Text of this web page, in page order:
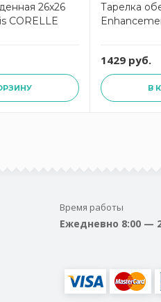
26x26
CORELLE
Тарелка
1429 руб.
В
Время работы
Ежедневно 8:00 —